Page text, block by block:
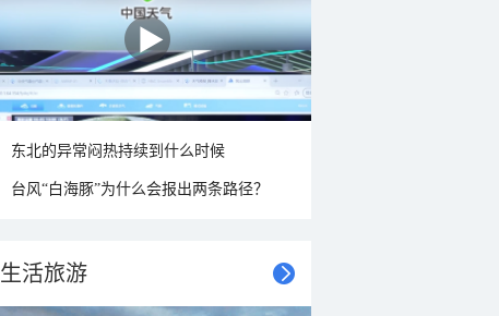
东北的异常闷热持续到什么时候
台风“白海豚”为什么会报出两条路径？
生活旅游